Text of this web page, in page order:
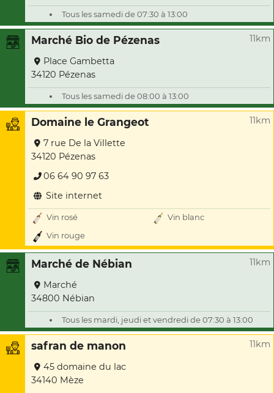
Tous les samedi de 07:30 à 13:00
Marché Bio de Pézenas 11km
Place Gambetta
34120 Pézenas
Tous les samedi de 08:00 à 13:00
Domaine le Grangeot 11km
7 rue De la Villette
34120 Pézenas
06 64 90 97 63
Site internet
Vin rosé
Vin blanc
Vin rouge
Marché de Nébian 11km
Marché
34800 Nébian
Tous les mardi, jeudi et vendredi de 07:30 à 13:00
safran de manon 11km
45 domaine du lac
34140 Mèze